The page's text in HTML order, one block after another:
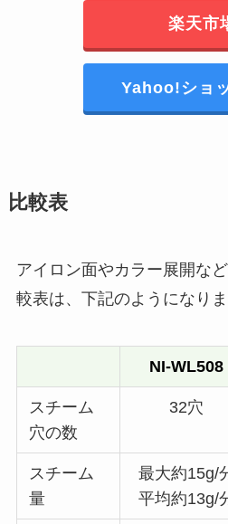
楽天市
Yahoo!ショ
比較表
アイロン面やカラー展開な
較表は、下記のようになりま
NI-WL508
スチーム
穴の数
32穴
スチーム
量
最大約15g/
平均約13g/